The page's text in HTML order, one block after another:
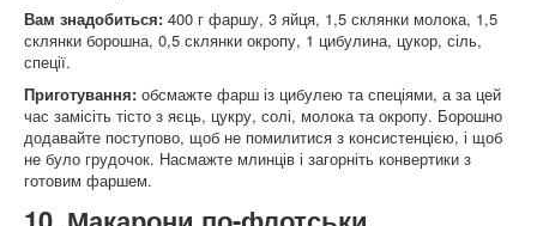
Вам знадобиться: 400 г фаршу, 3 яйця, 1,5 склянки молока, 1,5
склянки борошна, 0,5 склянки окропу, 1 цибулина, цукор, сіль,
спеції.
Приготування: обсмажте фарш із цибулею та спеціями, а за цей
час замісіть тісто з яєць, цукру, солі, молока та окропу. Борошно
додавайте поступово, щоб не помилитися з консистенцією, і щоб
не було грудочок. Насмажте млинців і загорніть конвертики з
готовим фаршем.